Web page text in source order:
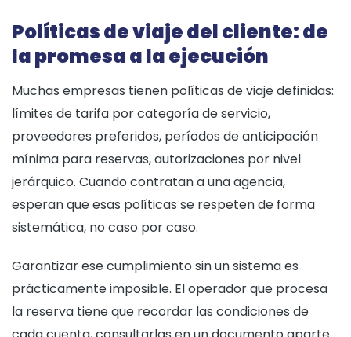
Políticas de viaje del cliente: de
la promesa a la ejecución
Muchas empresas tienen políticas de viaje definidas:
límites de tarifa por categoría de servicio,
proveedores preferidos, períodos de anticipación
mínima para reservas, autorizaciones por nivel
jerárquico. Cuando contratan a una agencia,
esperan que esas políticas se respeten de forma
sistemática, no caso por caso.
Garantizar ese cumplimiento sin un sistema es
prácticamente imposible. El operador que procesa
la reserva tiene que recordar las condiciones de